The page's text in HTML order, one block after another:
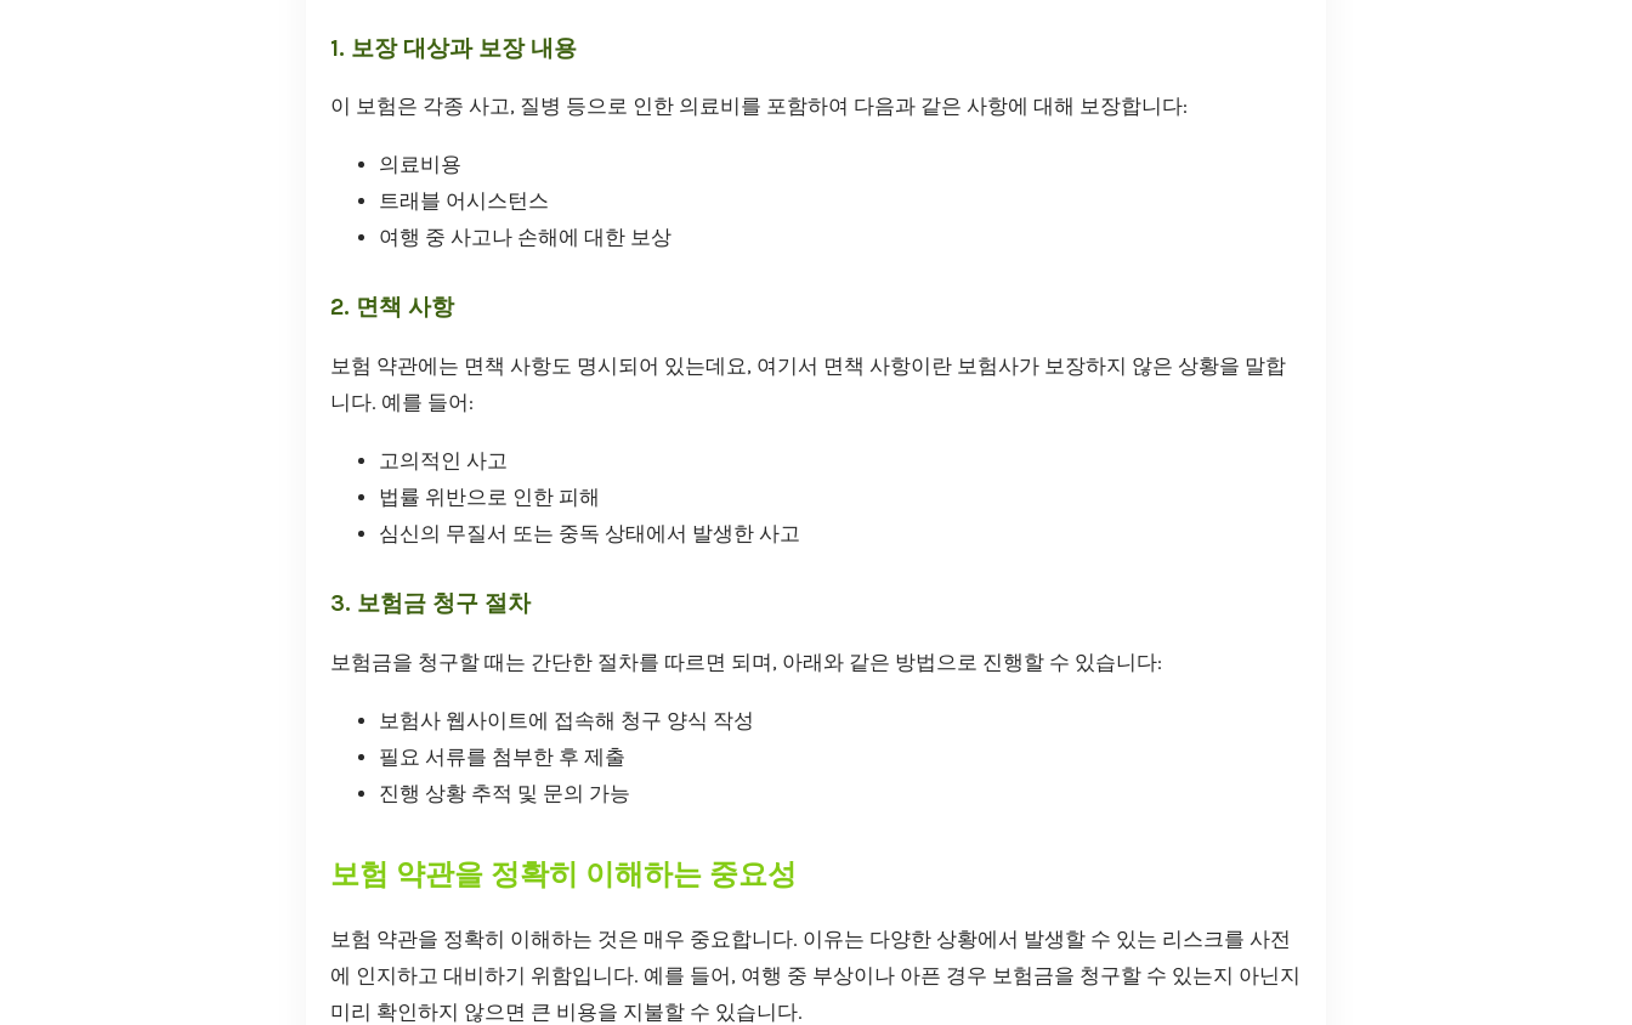
1. 보장 대상과 보장 내용
이 보험은 각종 사고, 질병 등으로 인한 의료비를 포함하여 다음과 같은 사항에 대해 보장합니다:
의료비용
트래블 어시스턴스
여행 중 사고나 손해에 대한 보상
2. 면책 사항
보험 약관에는 면책 사항도 명시되어 있는데요, 여기서 면책 사항이란 보험사가 보장하지 않은 상황을 말합
니다. 예를 들어:
고의적인 사고
법률 위반으로 인한 피해
심신의 무질서 또는 중독 상태에서 발생한 사고
3. 보험금 청구 절차
보험금을 청구할 때는 간단한 절차를 따르면 되며, 아래와 같은 방법으로 진행할 수 있습니다:
보험사 웹사이트에 접속해 청구 양식 작성
필요 서류를 첨부한 후 제출
진행 상황 추적 및 문의 가능
보험 약관을 정확히 이해하는 중요성
보험 약관을 정확히 이해하는 것은 매우 중요합니다. 이유는 다양한 상황에서 발생할 수 있는 리스크를 사전
에 인지하고 대비하기 위함입니다. 예를 들어, 여행 중 부상이나 아픈 경우 보험금을 청구할 수 있는지 아닌지
미리 확인하지 않으면 큰 비용을 지불할 수 있습니다.